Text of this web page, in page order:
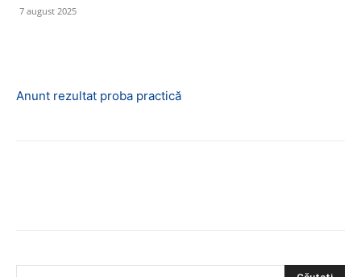
7 august 2025
Anunt rezultat proba practică